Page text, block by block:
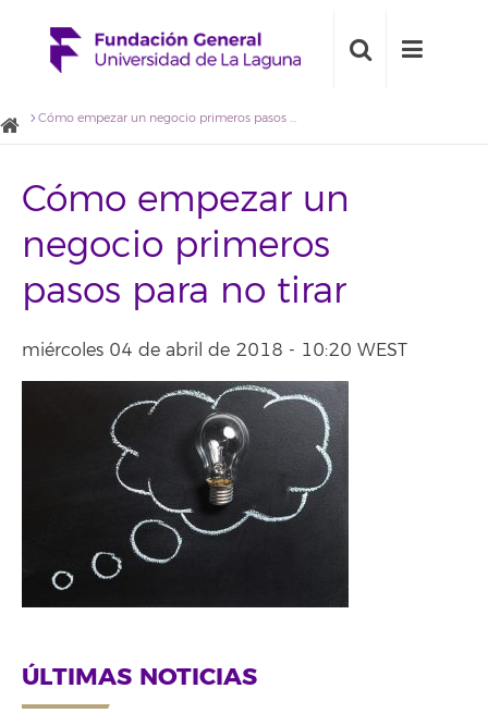
Cómo empezar un negocio primeros pasos para no tirar
Cómo empezar un
negocio primeros
pasos para no tirar
miércoles 04 de abril de 2018 - 10:20 WEST
ÚLTIMAS NOTICIAS